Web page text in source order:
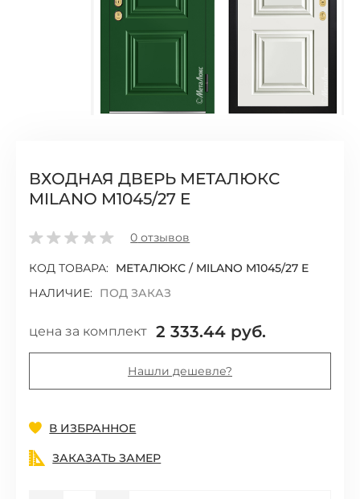
ВХОДНАЯ ДВЕРЬ МЕТАЛЮКС
MILANO M1045/27 E
0 отзывов
КОД ТОВАРА:
МЕТАЛЮКС / MILANO M1045/27 E
НАЛИЧИЕ:
ПОД ЗАКАЗ
цена за комплект 2 333.44 руб.
Нашли дешевле?
Добавить
В ИЗБРАННОЕ
ЗАКАЗАТЬ ЗАМЕР